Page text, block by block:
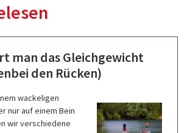
man das Gleichgewicht
den Rücken)
wackeligen
nur auf einem Bein
wir verschiedene